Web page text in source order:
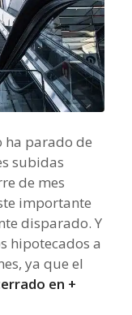
ha parado de
subidas
de mes
importante
disparado. Y
hipotecados a
ya que el
en +